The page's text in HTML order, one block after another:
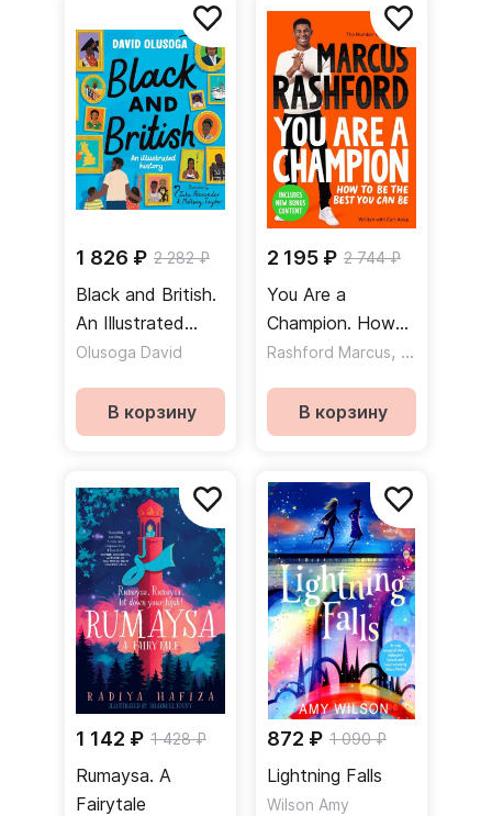
1 826 ₽ 2 282 ₽
Black and British.
An Illustrated
History
Olusoga David
В корзину
2 195 ₽ 2 744 ₽
You Are a
Champion. How
to Be the Best
Rashford Marcus, Anka Carl
В корзину
1 142 ₽ 1 428 ₽
Rumaysa. A
Fairytale
872 ₽ 1 090 ₽
Lightning Falls
Wilson Amy